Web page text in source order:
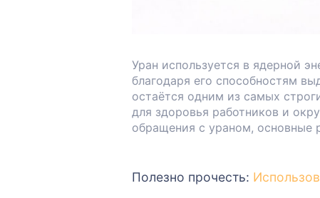
Уран используется в ядерной
благодаря его способностям
остаётся одним из самых
для здоровья работников и
обращения с ураном, основные
Полезно прочесть: